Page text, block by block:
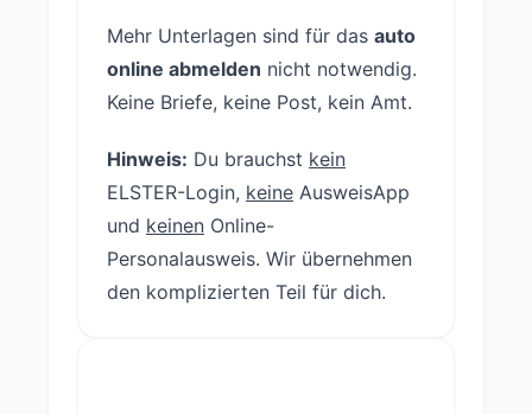
Mehr Unterlagen sind für das auto
online abmelden nicht notwendig.
Keine Briefe, keine Post, kein Amt.
Hinweis: Du brauchst kein
ELSTER-Login, keine AusweisApp
und keinen Online-
Personalausweis. Wir übernehmen
den komplizierten Teil für dich.